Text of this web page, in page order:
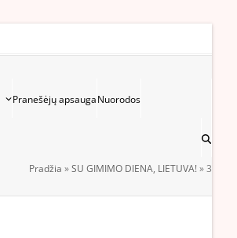
Pranešėjų apsaugaNuorodos
Pradžia »SU GIMIMO DIENA, LIETUVA!»3